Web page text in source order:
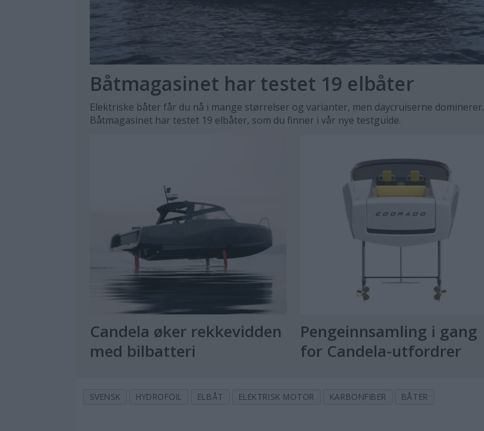
Båtmagasinet har testet 19 elbåter
Elektriske båter får du nå i mange størrelser og varianter, men daycruiserne dominerer.
Båtmagasinet har testet 19 elbåter, som du finner i vår nye testguide.
Candela øker rekkevidden
med bilbatteri
Pengeinnsamling i gang
for Candela-utfordrer
SVENSK HYDROFOIL ELBÅT ELEKTRISK MOTOR KARBONFIBER BÅTER